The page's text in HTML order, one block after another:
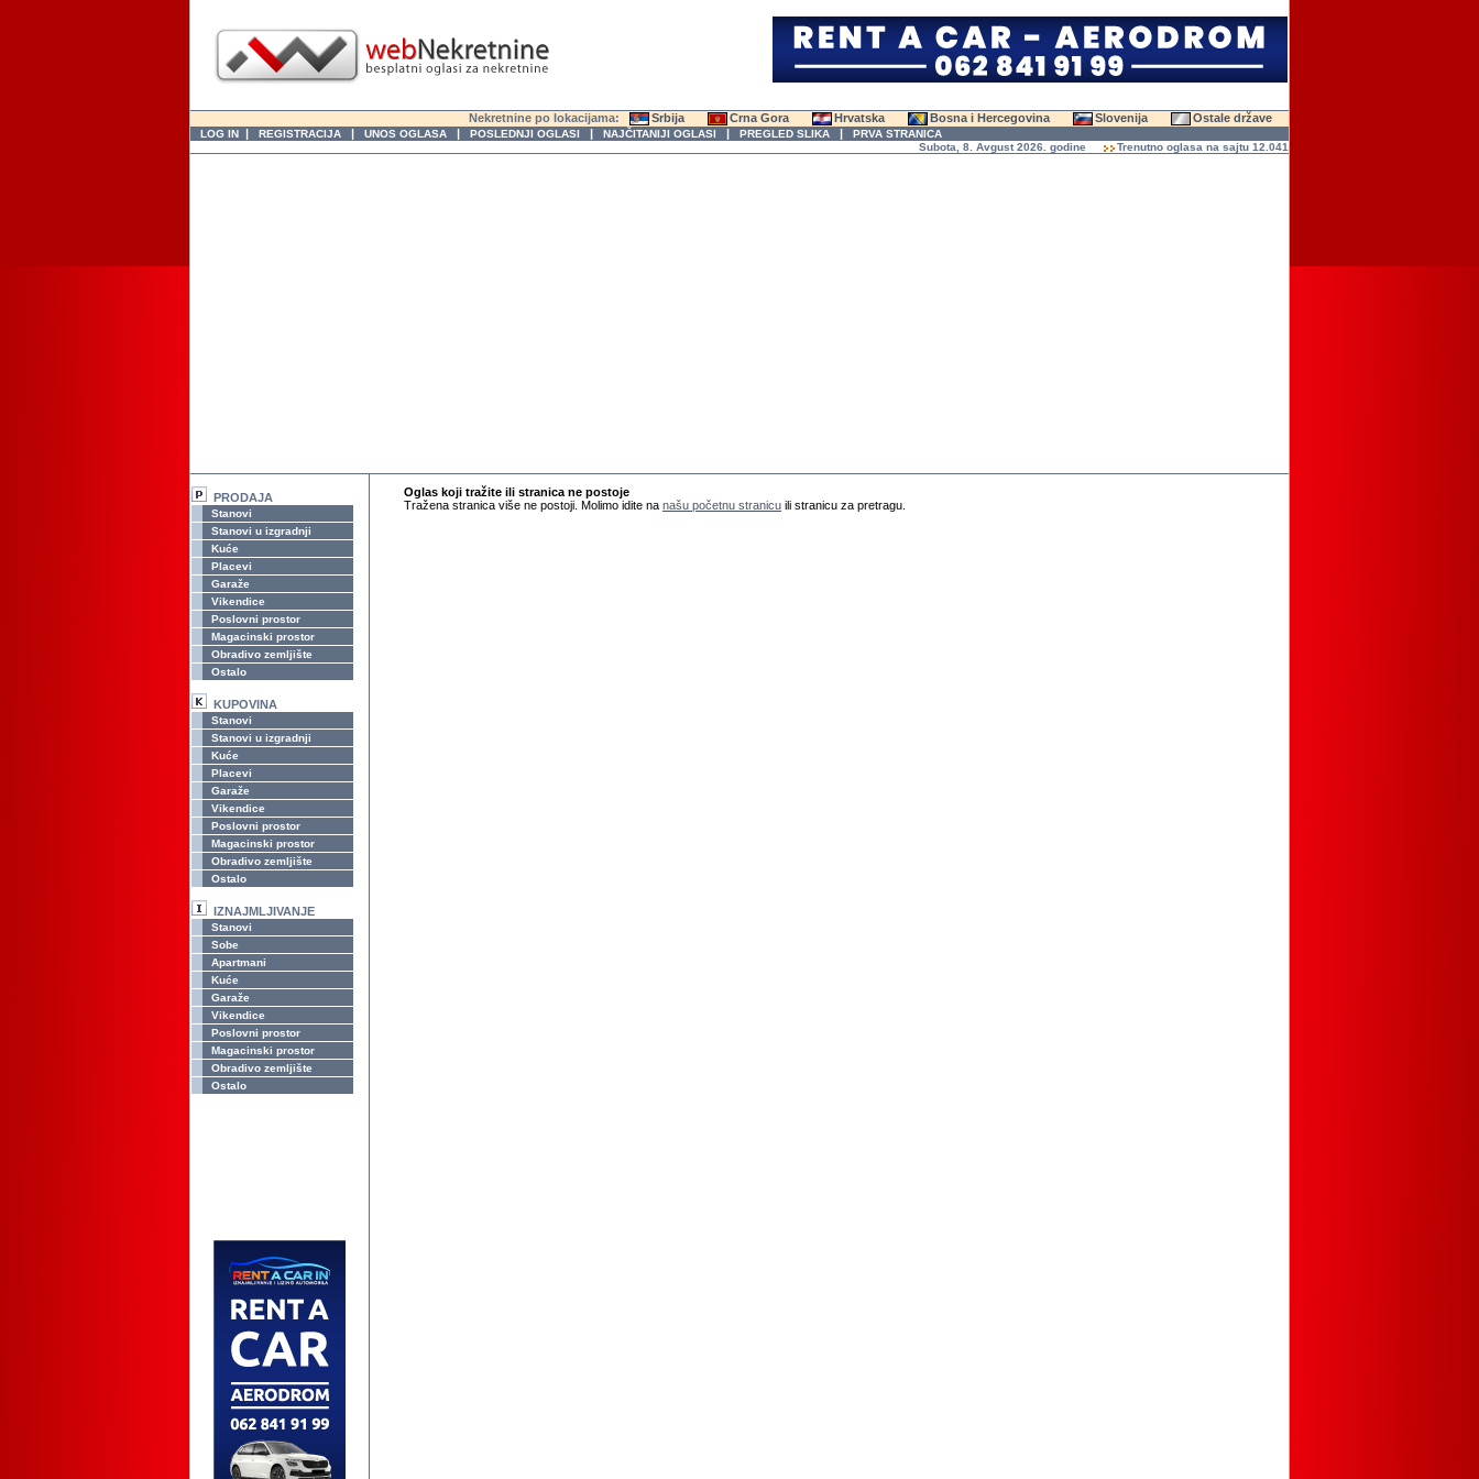
Nekretnine po lokacijama: Srbija Crna Gora Hrvatska Bosna i Hercegovina Slovenija Ostale države
LOG IN | REGISTRACIJA | UNOS OGLASA | POSLEDNJI OGLASI | NAJČITANIJI OGLASI | PREGLED SLIKA | PRVA STRANICA
Subota, 8. Avgust 2026. godine
Trenutno oglasa na sajtu 12.041 (47.438 slika)
PRODAJA
Stanovi
Stanovi u izgradnji
Kuće
Placevi
Garaže
Vikendice
Poslovni prostor
Magacinski prostor
Obradivo zemljište
Ostalo
KUPOVINA
Stanovi
Stanovi u izgradnji
Kuće
Placevi
Garaže
Vikendice
Poslovni prostor
Magacinski prostor
Obradivo zemljište
Ostalo
IZNAJMLJIVANJE
Stanovi
Sobe
Apartmani
Kuće
Garaže
Vikendice
Poslovni prostor
Magacinski prostor
Obradivo zemljište
Ostalo
Oglas koji tražite ili stranica ne postoje
Tražena stranica više ne postoji. Molimo idite na našu početnu stranicu ili stranicu za pretragu.